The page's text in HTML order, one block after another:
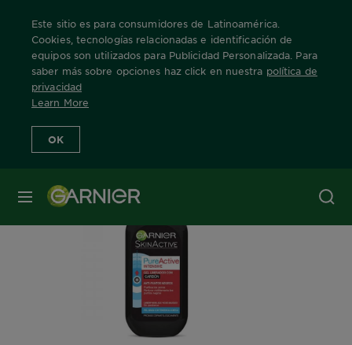
Este sitio es para consumidores de Latinoamérica.
Cookies, tecnologías relacionadas e identificación de
equipos son utilizados para Publicidad Personalizada. Para
saber más sobre opciones haz click en nuestra política de
privacidad
Learn More
OK
MENÚ
Home Nuestras Marcas